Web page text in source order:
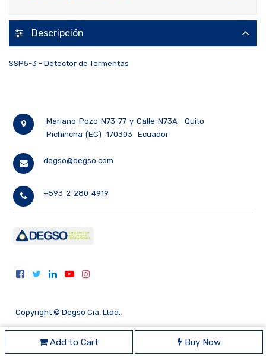
Add to Cart Buy Now
Descripción
SSP5-3 - Detector de Tormentas
Mariano Pozo N73-77 y Calle N73A
Quito
Pichincha (EC)
170303 Ecuador
degso@degso.com
+593 2 280 4919
Copyright © Degso Cía. Ltda.